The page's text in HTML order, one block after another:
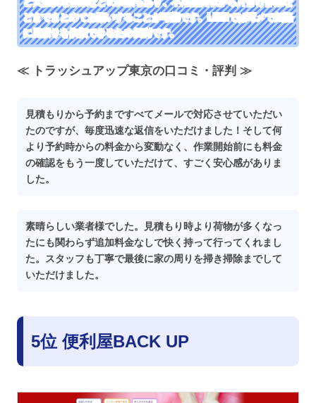
どまでまとめてお願いすることが可能です。LINEでは写メで気軽
に見積りを依頼できるため便利です。
≪ トラッシュアップ東京の口コミ・評判 ≫
見積もりから予約まですべてメールで対応させていただい
たのですが、毎度迅速な返信をいただけました！そして何
より予約時からの料金から変動なく、作業開始前にも料金
の確認をもう一度していただけて、すごく安心感がありま
した。
素晴らしい業者様でした。見積もり時より荷物が多くなっ
たにも関わらず追加料金なしで快く持って行ってくれまし
た。スタッフも丁寧で最後に家の周りを掃き掃除までして
いただけました。
5位 便利屋BACK UP